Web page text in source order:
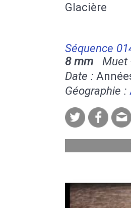
Glacière
Séquence
8 mm Muet
Date :
Géographie :